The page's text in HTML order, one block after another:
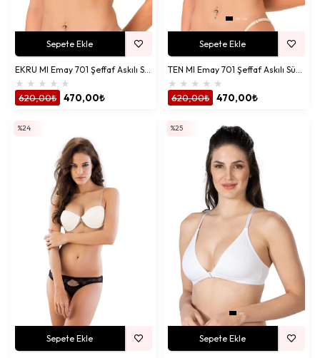
EKRU MI Emay 701 Şeffaf Askılı Sütyen
★ ★ ★ ★ ★
470,00₺
620,00₺
Sepete Ekle
TEN MI Emay 701 Şeffaf Askılı Sütyen
★ ★ ★ ★ ★
470,00₺
620,00₺
Sepete Ekle
Sepete Ekle
%24
Sepete Ekle
%25